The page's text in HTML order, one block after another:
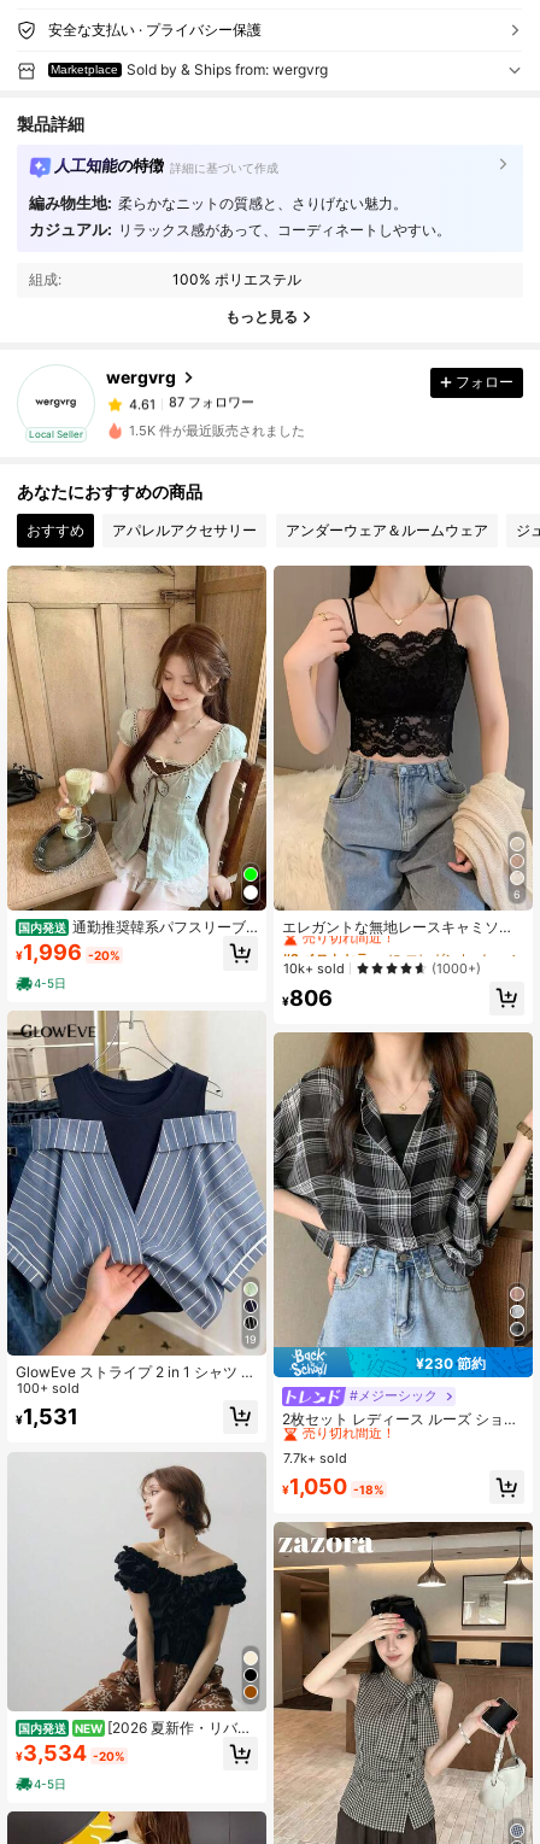
安全な支払い · プライバシー保護
Marketplace Sold by & Ships from: wergvrg
製品詳細
人工知能の特徴 詳細に基づいて作成
編み物生地: 柔らかなニットの質感と、さりげない魅力。
カジュアル: リラックス感があって、コーディネートしやすい。
組成: 100% ポリエステル
もっと見る
Local Seller
wergvrg
87 フォロワー
87 フォロワー
4.61 87 フォロワー
87 フォロワー
4.61 87 フォロワー
87 フォロワー
フォロー
1.5K 件が最近販売されました
あなたにおすすめの商品
おすすめ アパレルアクセサリー アンダーウェア＆ルームウェア ジ
国内発送 通勤推奨韓系パフスリーブ
ブラウス カラーコントラスト U 襟,
一体型フェイク 2 ピース構造 ウエス
トマークでスタイルアップ,清楚おし
ゃれ毎日使い万能上衣
¥1,996 -20%
4-5日
19
GlowEve ストライプ 2 in 1 シャツ レ
ディース バケーションコーデ
100+ sold
¥1,531
国内発送 NEW [2026 夏新作・リバー
シブル 2 ウェイトップス]フリル V ネ
ックパフスリーブレースブラウス 前
後着回し可能レディースショート丈
トップス 柔らか通気生地着心地快適
カジュアル 上品セクシートレンディ
清楚甘辛雰囲気お出かけブラウ
¥3,534 -20%
4-5日
6
エレガントな無地レースキャミソー
ル カジュアル ブラック 夏、デート
ナイト
#2 ベストセラー
に エレガント ノースリーブキャミソール
売り切れ間近！
#2 ベストセラー
売り切れ間近！
#2 ベストセラー
売り切れ間近！
#2 ベストセラー
に エレガント ノースリーブキャミソール
売り切れ間近！
10k+ sold (1000+)
¥806
¥230 節約
#メジーシック
2枚セット レディース ルーズ ショー
トシャツ & キャミソールトップ、春/
夏新作、チェック柄 薄手 セミシアー
ブラック
#2 ベストセラー
売り切れ間近！
#2 ベストセラー
売り切れ間近！
#2 ベストセラー
売り切れ間近！
#2 ベストセラー
売り切れ間近！
7.7k+ sold
¥1,050 -18%